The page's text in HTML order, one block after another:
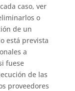
caso, ver
o
de un
está prevista
a
fuese
de las
proveedores